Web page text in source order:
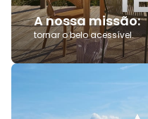
A nossa missão:
tornar o belo acessível.
Saldos